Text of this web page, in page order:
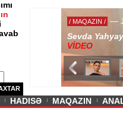
/ MAQAZIN / — 11 İyul
Sevda
HADISƏ MAQAZIN